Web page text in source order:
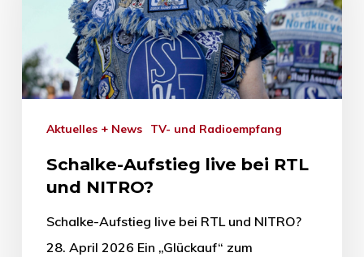
Aktuelles + News TV- und Radioempfang
Schalke-Aufstieg live bei RTL
und NITRO?
Schalke-Aufstieg live bei RTL und NITRO?
28. April 2026 Ein „Glückauf“ zum